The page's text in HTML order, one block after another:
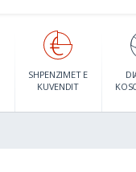
SHPENZIMET E
KUVENDIT